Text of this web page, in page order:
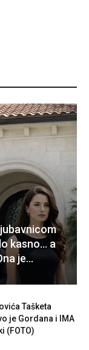
kasno… a
je...
Tašketa
je Gordana i IMA
(FOTO)